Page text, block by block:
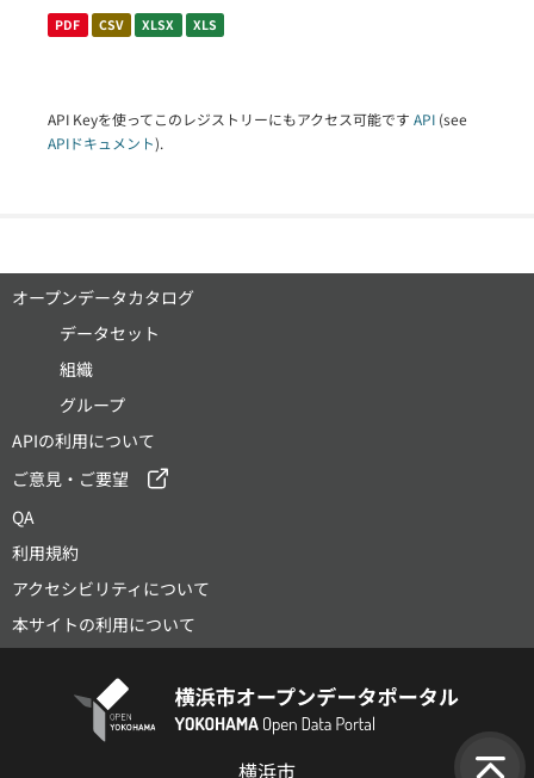
PDF CSV XLSX XLS
API Keyを使ってこのレジストリーにもアクセス可能です API (see
APIドキュメント).
オープンデータカタログ
データセット
組織
グループ
APIの利用について
ご意見・ご要望
QA
利用規約
アクセシビリティについて
本サイトの利用について
横浜市